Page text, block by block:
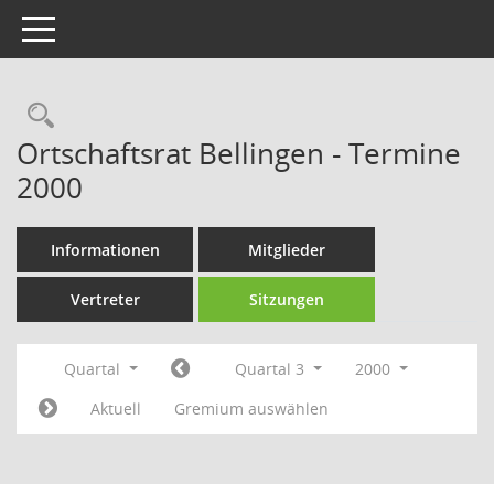
Toggle navigation
Rechercheauswahl
Ortschaftsrat Bellingen - Termine
2000
Informationen Mitglieder
Vertreter Sitzungen
Quartal Quartal 3
2000
Aktuell
Gremium auswählen